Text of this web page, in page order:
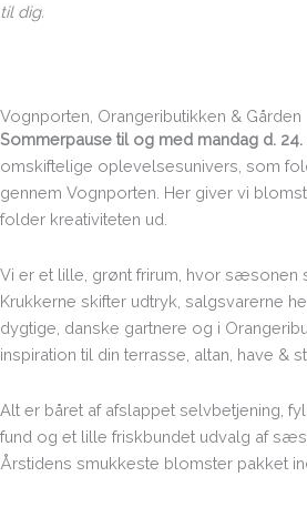
til dig.
Vognporten, Orangeributikken & Gården
Sommerpause til og med mandag d. 24.
omskiftelige oplevelsesunivers, som
gennem Vognporten. Her giver vi
folder kreativiteten ud.
Vi er et lille, grønt frirum, hvor sæsonen
Krukkerne skifter udtryk, salgsvarerne
dygtige, danske gartnere og i
inspiration til din terrasse, altan, have &
Alt er båret af afslappet selvbetjening,
fund og et lille friskbundet udvalg af
Årstidens smukkeste blomster pakket